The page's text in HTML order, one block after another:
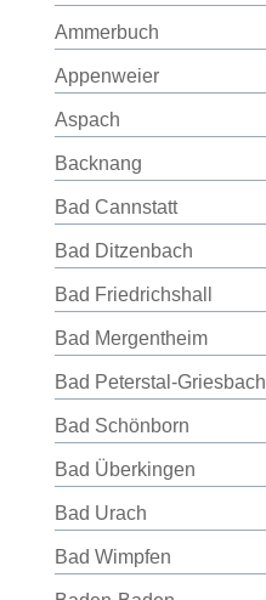
Ammerbuch
Appenweier
Aspach
Backnang
Bad Cannstatt
Bad Ditzenbach
Bad Friedrichshall
Bad Mergentheim
Bad Peterstal-Griesbach
Bad Schönborn
Bad Überkingen
Bad Urach
Bad Wimpfen